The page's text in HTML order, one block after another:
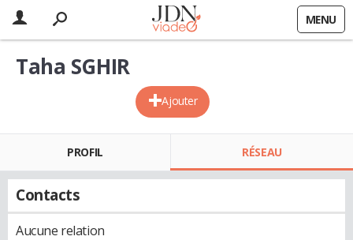
MENU
Ajouter
Taha SGHIR
PROFIL RÉSEAU
Contacts
Aucune relation